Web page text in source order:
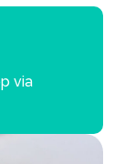
via